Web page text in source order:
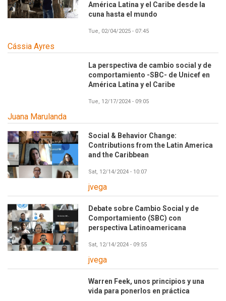
América Latina y el Caribe desde la
cuna hasta el mundo
Tue, 02/04/2025 - 07:45
Cássia Ayres
La perspectiva de cambio social y de
comportamiento -SBC- de Unicef en
América Latina y el Caribe
Tue, 12/17/2024 - 09:05
Juana Marulanda
Social & Behavior Change:
Contributions from the Latin America
and the Caribbean
Sat, 12/14/2024 - 10:07
jvega
Debate sobre Cambio Social y de
Comportamiento (SBC) con
perspectiva Latinoamericana
Sat, 12/14/2024 - 09:55
jvega
Warren Feek, unos principios y una
vida para ponerlos en práctica